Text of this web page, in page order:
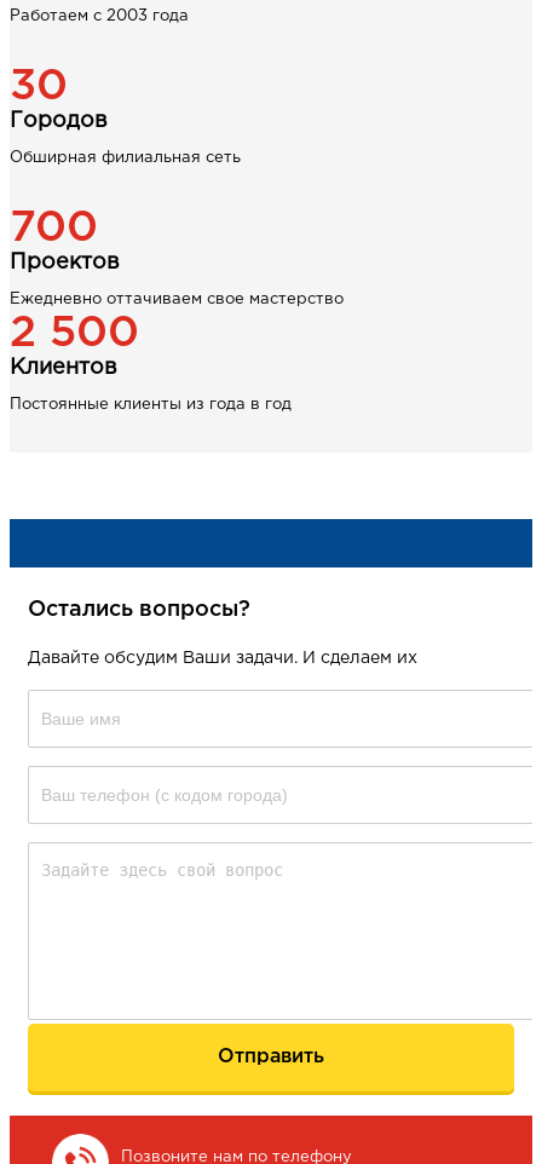
Работаем с 2003 года
30
Городов
Обширная филиальная сеть
700
Проектов
Ежедневно оттачиваем свое мастерство
2 500
Клиентов
Постоянные клиенты из года в год
Остались вопросы?
Давайте обсудим Ваши задачи. И сделаем их
Позвоните нам по телефону